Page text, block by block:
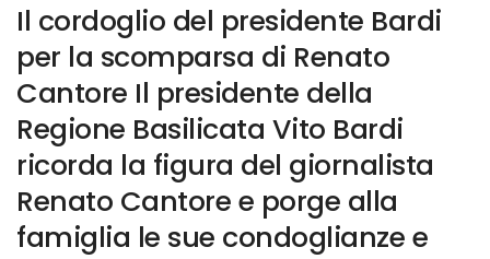
Il cordoglio del presidente Bardi
per la scomparsa di Renato
Cantore Il presidente della
Regione Basilicata Vito Bardi
ricorda la figura del giornalista
Renato Cantore e porge alla
famiglia le sue condoglianze e